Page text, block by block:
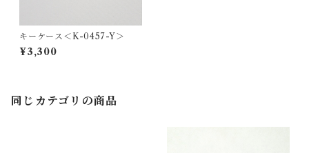
キーケース＜K-0457-Y＞
¥3,300
同じカテゴリの商品